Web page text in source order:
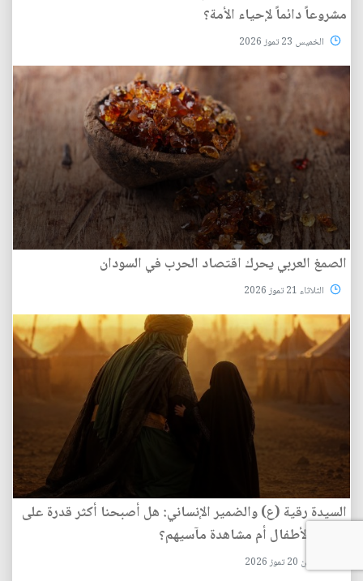
مشروعاً دائماً لإحياء الأمة؟
الخميس 23 تموز 2026
الصمغ العربي يحرك اقتصاد الحرب في السودان
الثلاثاء 21 تموز 2026
السيدة رقية (ع) والضمير الإنساني: هل أصبحنا أكثر قدرة على
حماية الأطفال أم مشاهدة مآسيهم؟
الأثنين 20 تموز 2026